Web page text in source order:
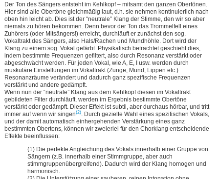
Der Ton des Sängers entsteht im Kehlkopf – mitsamt den ganzen Obertönen.
Hier sind alle Obertöne gleichmäßig laut, d.h. sie nehmen kontinuierlich nach
oben hin leicht ab. Dies ist der “neutrale” Klang der Stimme, den wir so aber
niemals zu hören bekommen. Denn bevor der Ton das Trommelfell eines
Zuhörers (oder Mitsängers!) erreicht, durchläuft er zunächst den sog.
Vokaltrakt des Sängers, also Hals/Rachen und Mundhöhle. Dort wird der
Klang zu einem sog. Vokal gefärbt. Physikalisch betrachtet geschieht dies,
indem bestimmte Frequenzen gefiltert, also durch Resonanz verstärkt oder
abgeschwächt werden. Für jeden Vokal, wie A, E, I usw. werden durch
muskuläre Einstellungen im Vokaltrakt (Zunge, Mund, Lippen etc.)
Resonanzräume verändert und dadurch ganz spezifische Frequenzen
verstärkt und andere gedämpft.
Wenn nun der “neutrale” Klang aus dem Kehlkopf diesen im Vokaltrakt
gebildeten Filter durchläuft, werden im Ergebnis bestimmte Obertöne
verstärkt oder gedämpft. Dieser Effekt ist subtil, aber durchaus hörbar, und tritt
immer auf wenn wir singen(2). Durch gezielte Wahl eines spezifischen Vokals,
und der damit automatisch einhergehenden Verstärkung eines ganz
bestimmten Obertons, können wir zweierlei für den Chorklang entscheidende
Effekte beeinflussen:
(1) Die perfekte Angleichung des Vokals innerhalb einer Gruppe von
Sängern (z.B. innerhalb einer Stimmgruppe, aber auch
stimmgruppenübergreifend). Dadurch wird der Klang homogen und
harmonisch.